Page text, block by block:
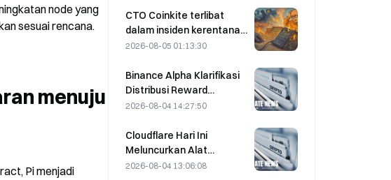
node yang
sesuai rencana.
menuju
Pi menjadi
Menawarkan Biaya Maker
Nol
CTO Coinkite terlibat
dalam insiden kerentanan
Coldcard yang memicu
serangan dan
mengakibatkan kerugian
sebesar US$114 juta.
2026-08-05 01:13:30
Binance Alpha Klarifikasi
Distribusi Reward
MarsCoin: Reward
Pemegang Dompet,
Pengguna CEX
Mendapatkan SPCXB
2026-08-04 14:27:50
Cloudflare Hari Ini
Meluncurkan Alat
Identitas dan Dompet
2026-08-04 13:06:08